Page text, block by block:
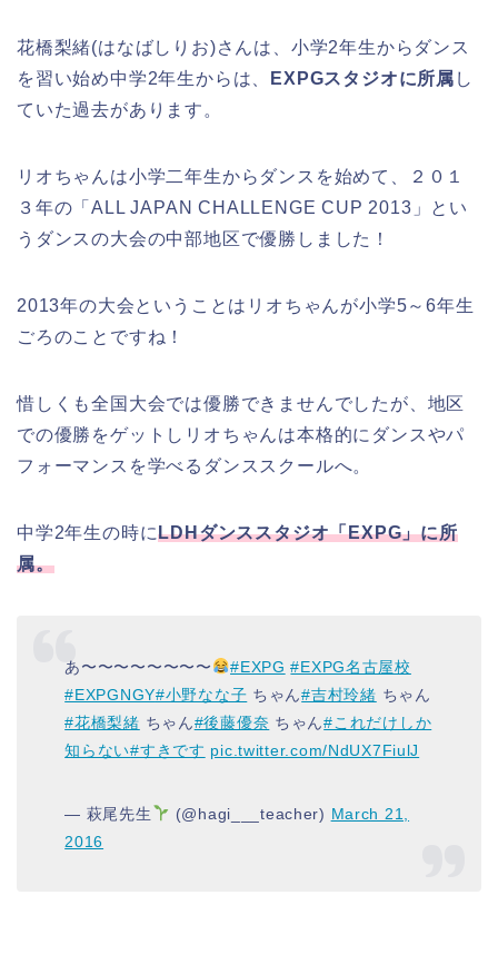
花橋梨緒(はなばしりお)さんは、小学2年生からダンス
を習い始め中学2年生からは、
EXPGスタジオに所属 し
ていた過去があります。
リオちゃんは小学二年生からダンスを始めて、２０１
３年の「ALL JAPAN CHALLENGE CUP 2013」とい
うダンスの大会の中部地区で優勝しました！
2013年の大会ということはリオちゃんが小学5～6年生
ごろのことですね！
惜しくも全国大会では優勝できませんでしたが、地区
での優勝をゲットしリオちゃんは本格的にダンスやパ
フォーマンスを学べるダンススクールへ。
中学2年生の時にLDHダンススタジオ「EXPG」に所
属。
あ〜〜〜〜〜〜〜〜 #EXPG #EXPG名古屋校
#EXPGNGY#小野なな子 ちゃん#吉村玲緒 ちゃん
#花橋梨緒 ちゃん#後藤優奈 ちゃん#これだけしか
知らない#すきです pic.twitter.com/NdUX7FiulJ
— 萩尾先生 (@hagi___teacher) March 21,
2016